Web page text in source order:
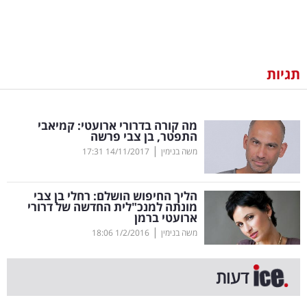
וצרכנות
דיגיטל
וטק
שיווק
ופרסום
משפט
מדדים
ומחקרים
תגיות
מה קורה בדרורי ארועטי: קמיאבי
התפטר, בן צבי פרשה
משה בנימין |
14/11/2017
17:31
הליך החיפוש הושלם: רחלי בן צבי
מונתה למנכ"לית החדשה של דרורי
ארועטי ברמן
משה בנימין |
1/2/2016
18:06
דעות